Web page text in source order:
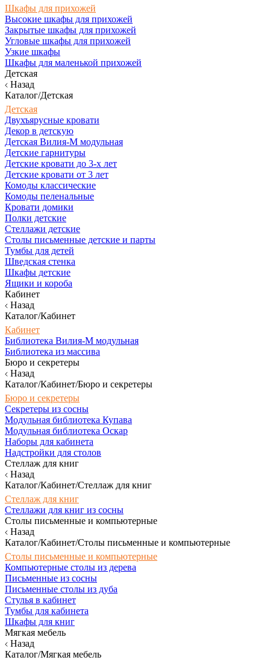
Шкафы для прихожей
Высокие шкафы для прихожей
Закрытые шкафы для прихожей
Угловые шкафы для прихожей
Узкие шкафы
Шкафы для маленькой прихожей
Детская
Назад
Каталог/Детская
Детская
Двухъярусные кровати
Декор в детскую
Детская Вилия-М модульная
Детские гарнитуры
Детские кровати до 3-х лет
Детские кровати от 3 лет
Комоды классические
Комоды пеленальные
Кровати домики
Полки детские
Стеллажи детские
Столы письменные детские и парты
Тумбы для детей
Шведская стенка
Шкафы детские
Ящики и короба
Кабинет
Назад
Каталог/Кабинет
Кабинет
Библиотека Вилия-М модульная
Библиотека из массива
Бюро и секретеры
Назад
Каталог/Кабинет/Бюро и секретеры
Бюро и секретеры
Секретеры из сосны
Модульная библиотека Купава
Модульная библиотека Оскар
Наборы для кабинета
Надстройки для столов
Стеллаж для книг
Назад
Каталог/Кабинет/Стеллаж для книг
Стеллаж для книг
Стеллажи для книг из сосны
Столы письменные и компьютерные
Назад
Каталог/Кабинет/Столы письменные и компьютерные
Столы письменные и компьютерные
Компьютерные столы из дерева
Письменные из сосны
Письменные столы из дуба
Стулья в кабинет
Тумбы для кабинета
Шкафы для книг
Мягкая мебель
Назад
Каталог/Мягкая мебель